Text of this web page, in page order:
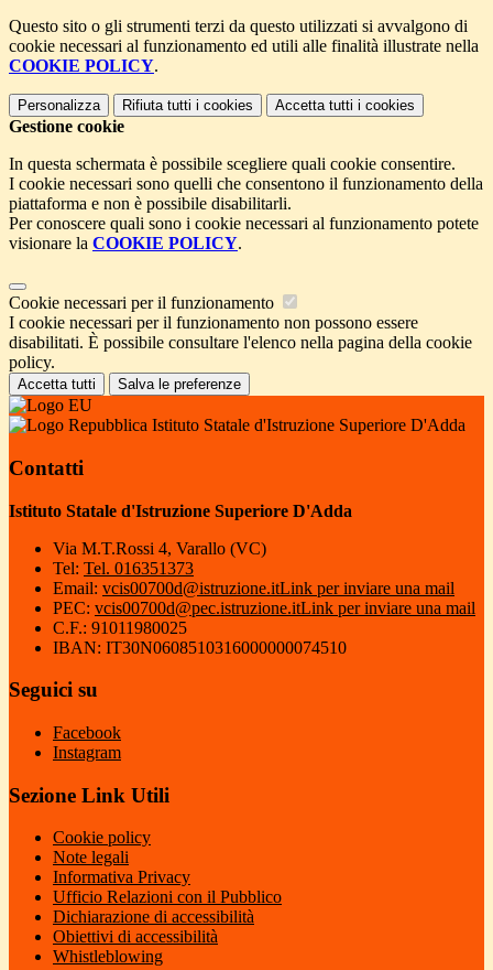
Questo sito o gli strumenti terzi da questo utilizzati si avvalgono di
cookie necessari al funzionamento ed utili alle finalità illustrate nella
COOKIE POLICY.
Personalizza Rifiuta tutti i cookies Accetta tutti i cookies
Gestione cookie
In questa schermata è possibile scegliere quali cookie consentire.
I cookie necessari sono quelli che consentono il funzionamento della
piattaforma e non è possibile disabilitarli.
Per conoscere quali sono i cookie necessari al funzionamento potete
visionare la COOKIE POLICY.
Cookie necessari per il funzionamento
I cookie necessari per il funzionamento non possono essere
disabilitati. È possibile consultare l'elenco nella pagina della cookie
policy.
Accetta tutti Salva le preferenze
Istituto Statale d'Istruzione Superiore D'Adda
Contatti
Istituto Statale d'Istruzione Superiore D'Adda
Via M.T.Rossi 4, Varallo (VC)
Tel: Tel. 016351373
Email: vcis00700d@istruzione.itLink per inviare una mail
PEC: vcis00700d@pec.istruzione.itLink per inviare una mail
C.F.: 91011980025
IBAN: IT30N0608510316000000074510
Seguici su
Facebook
Instagram
Sezione Link Utili
Cookie policy
Note legali
Informativa Privacy
Ufficio Relazioni con il Pubblico
Dichiarazione di accessibilità
Obiettivi di accessibilità
Whistleblowing